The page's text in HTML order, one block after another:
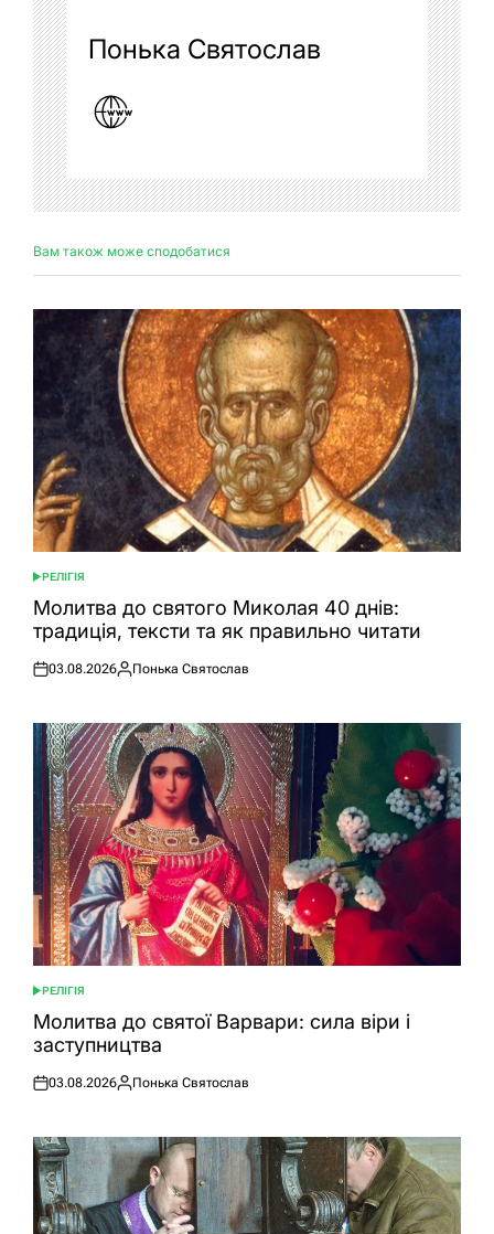
Понька Святослав
Вам також може сподобатися
ОПУБЛІКУВАТИ
У
РЕЛІГІЯ
Молитва до святого Миколая 40 днів:
традиція, тексти та як правильно читати
Оприлюднено
03.08.2026
Опубліковано
Понька Святослав
ОПУБЛІКУВАТИ
У
РЕЛІГІЯ
Молитва до святої Варвари: сила віри і
заступництва
Оприлюднено
03.08.2026
Опубліковано
Понька Святослав